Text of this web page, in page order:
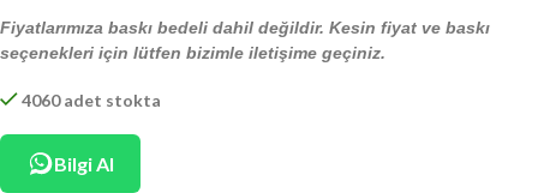
Fiyatlarımıza baskı bedeli dahil değildir. Kesin fiyat ve baskı
seçenekleri için lütfen bizimle iletişime geçiniz.
4060 adet stokta
Bilgi Al